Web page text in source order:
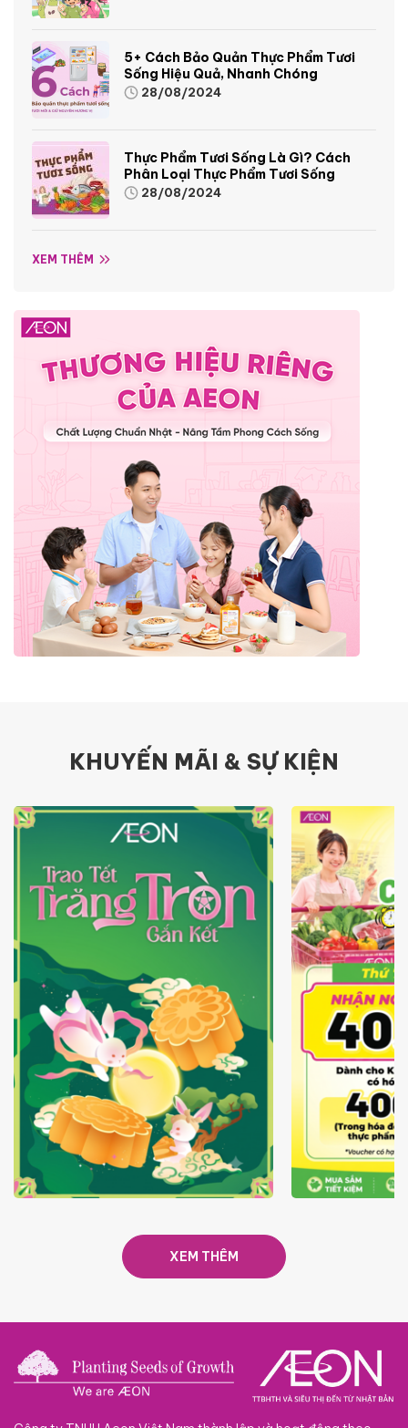
5+ Cách Bảo Quản Thực Phẩm Tươi
Sống Hiệu Quả, Nhanh Chóng
28/08/2024
Thực Phẩm Tươi Sống Là Gì? Cách
Phân Loại Thực Phẩm Tươi Sống
28/08/2024
XEM THÊM
KHUYẾN MÃI & SỰ KIỆN
TRAO TẾT TRĂNG TRÒN GẮN
GIÁ LUÔN
XEM THÊM